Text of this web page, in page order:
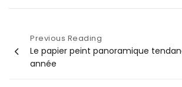
Navigation
Previous Reading
Le papier peint panoramique
année